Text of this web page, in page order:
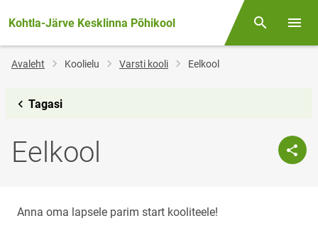
Kohtla-Järve Kesklinna Põhikool Otsing
Jälglink
Avaleht Koolielu Varsti kooli Eelkool
Eelkool
Tagasi
Anna oma lapsele parim start kooliteele!